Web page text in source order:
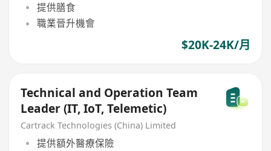
提供膳食
職業晉升機會
$20K-24K/月
Technical and Operation Team
Leader (IT, IoT, Telemetic)
Cartrack Technologies (China) Limited
提供額外醫療保險